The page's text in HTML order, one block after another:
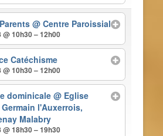
@ Centre Paroissial
@ 10h30 – 12h00
Catéchisme
@ 10h30 – 12h00
dominicale@ Eglise
l'Auxerrois,
Malabry
@ 18h30 – 19h30